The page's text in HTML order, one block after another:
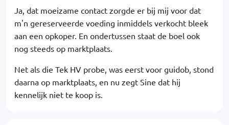
Ja, dat moeizame contact zorgde er bij mij voor dat
m'n gereserveerde voeding inmiddels verkocht bleek
aan een opkoper. En ondertussen staat de boel ook
nog steeds op marktplaats.
Net als die Tek HV probe, was eerst voor guidob, stond
daarna op marktplaats, en nu zegt Sine dat hij
kennelijk niet te koop is.